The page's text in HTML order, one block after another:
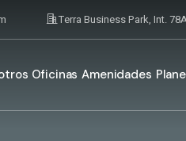
Terra Business Park, Int.
Oficinas Amenidades